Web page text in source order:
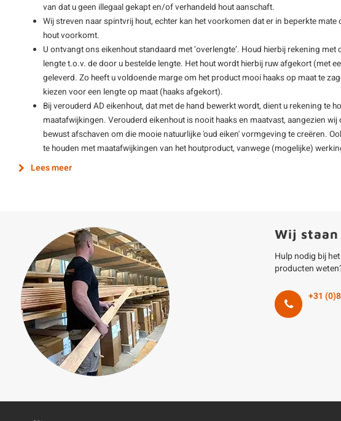
van dat u geen illegaal gekapt en/of verhandeld hout aanschaft.
Wij streven naar spintvrij hout, echter kan het voorkomen dat er in beperkte
hout voorkomt.
U ontvangt ons eikenhout standaard met ‘overlengte’. Houd hierbij rekening
lengte t.o.v. de door u bestelde lengte. Het hout wordt hierbij ruw afgekort (met
geleverd. Zo heeft u voldoende marge om het product mooi haaks op maat te
kiezen voor een lengte op maat (haaks afgekort).
Bij verouderd AD eikenhout, dat met de hand bewerkt wordt, dient u rekening te
maatafwijkingen. Verouderd eikenhout is nooit haaks en maatvast, aangezien wij
bewust afschaven om die mooie natuurlijke 'oud eiken' vormgeving te creëren.
te houden met maatafwijkingen van het houtproduct, vanwege (mogelijke)
Lees meer
Wij
Hulp nodig bij
producten
+31